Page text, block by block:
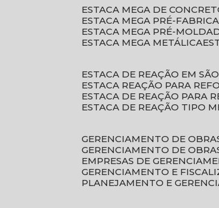
ESTACA MEGA DE
ESTACA MEGA PRÉ-
ESTACA MEGA PRÉ-
ESTACA MEGA METÁLICA
ESTACA DE REAÇÃO EM
ESTACA REAÇÃO PARA
ESTACA DE REAÇÃO PARA
ESTACA DE REAÇÃO TIPO
GERENCIAMENTO DE
GERENCIAMENTO DE
EMPRESAS DE
GERENCIAMENTO E
PLANEJAMENTO E